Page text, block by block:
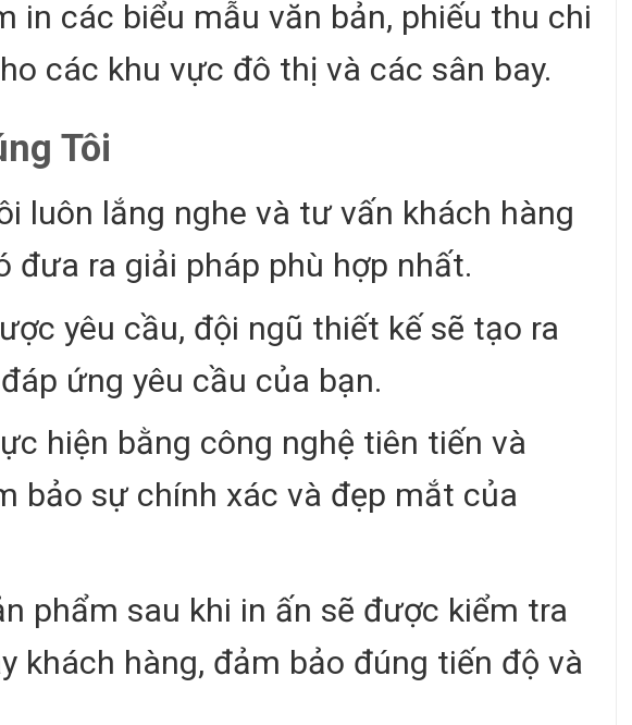
in các biểu mẫu văn bản, phiếu thu chi
các khu vực đô thị và các sân bay.
Tôi
luôn lắng nghe và tư vấn khách hàng
đưa ra giải pháp phù hợp nhất.
yêu cầu, đội ngũ thiết kế sẽ tạo ra
ứng yêu cầu của bạn.
hiện bằng công nghệ tiên tiến và
bảo sự chính xác và đẹp mắt của
phẩm sau khi in ấn sẽ được kiểm tra
khách hàng, đảm bảo đúng tiến độ và